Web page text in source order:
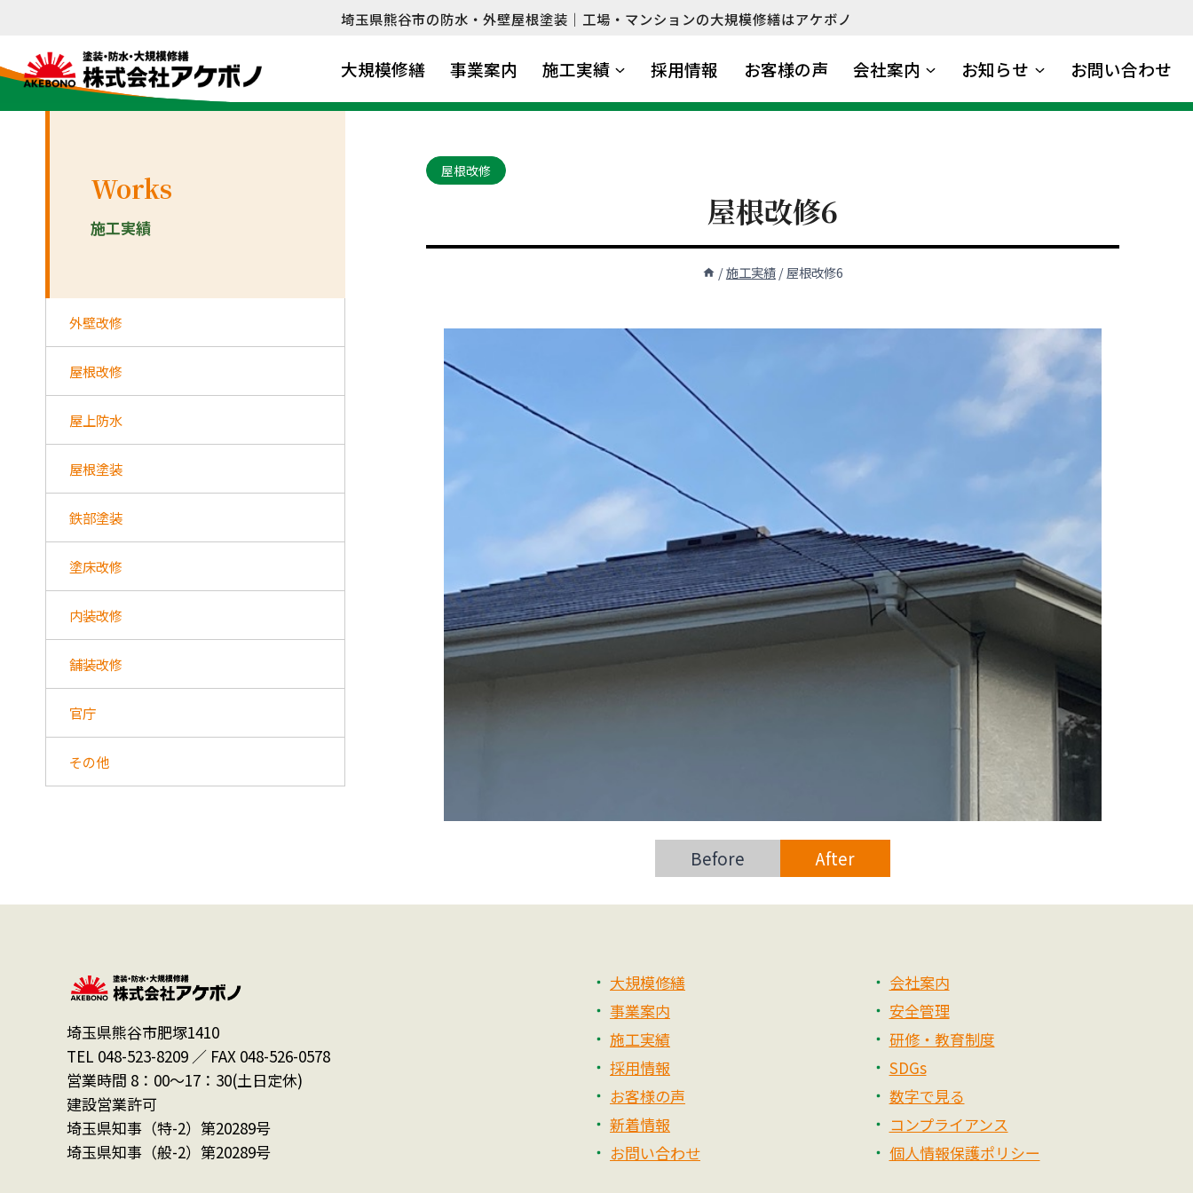
ス
キ
埼玉県熊谷市の防水・外壁屋根塗装｜工場・マンションの大規模修繕はアケボノ
大規模修繕 事業案内 施工実績 採用情報 お客様の声 会社案内 お知らせ お問い合わせ
屋根改修
屋根改修6
/施工実績/屋根改修6
Before After
Works
施工実績
外壁改修
屋根改修
屋上防水
屋根塗装
鉄部塗装
塗床改修
内装改修
舗装改修
官庁
その他
埼玉県熊谷市肥塚1410
TEL 048-523-8209 ／ FAX 048-526-0578
営業時間 8：00～17：30(土日定休)
建設営業許可
埼玉県知事（特-2）第20289号
埼玉県知事（般-2）第20289号
大規模修繕
事業案内
施工実績
採用情報
お客様の声
新着情報
お問い合わせ
会社案内
安全管理
研修・教育制度
SDGs
数字で見る
コンプライアンス
個人情報保護ポリシー